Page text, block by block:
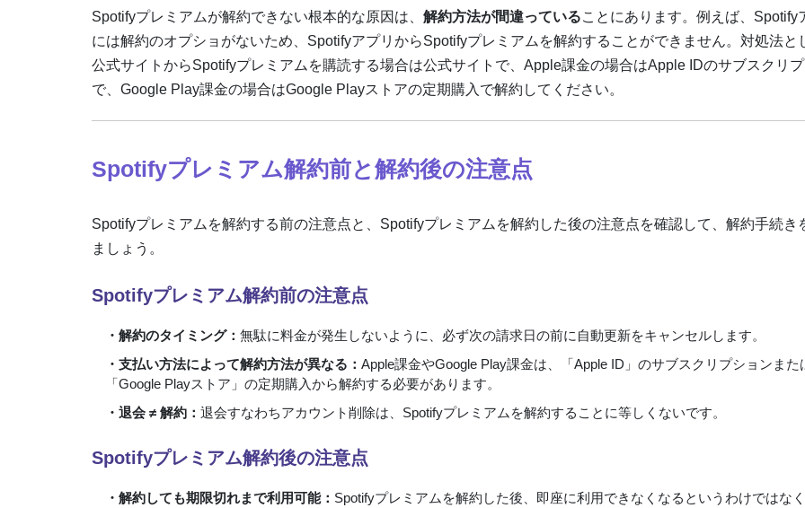
Spotifyプレミアムが解約できない根本的な原因は、 解約方法が間違っていることにあります。例えば、Spotify
には解約のオプショがないため、SpotifyアプリからSpotifyプレミアムを解約することができません。対処法と
公式サイトからSpotifyプレミアムを購読する場合は公式サイトで、Apple課金の場合はApple IDのサブスクリ
で、Google Play課金の場合はGoogle Playストアの定期購入で解約してください。
Spotifyプレミアム解約前と解約後の注意点
Spotifyプレミアムを解約する前の注意点と、Spotifyプレミアムを解約した後の注意点を確認して、解約手続き
ましょう。
Spotifyプレミアム解約前の注意点
・解約のタイミング： 無駄に料金が発生しないように、必ず次の請求日の前に自動更新をキャンセルします。
・支払い方法によって解約方法が異なる： Apple課金やGoogle Play課金は、「Apple ID」のサブスクリプションまた
「Google Playストア」の定期購入から解約する必要があります。
・退会 ≠ 解約： 退会すなわちアカウント削除は、Spotifyプレミアムを解約することに等しくないです。
Spotifyプレミアム解約後の注意点
・解約しても期限切れまで利用可能： Spotifyプレミアムを解約した後、即座に利用できなくなるというわけではな